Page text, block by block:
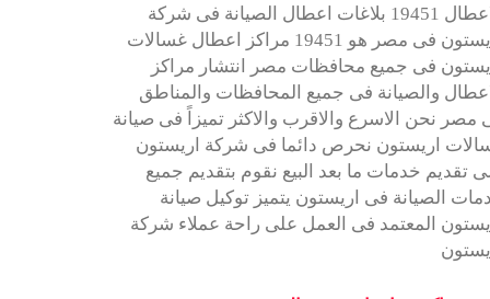
الاعطال 19451 بلاغات اعطال الصيانة فى شركة
اريستون فى مصر هو 19451 مراكز اعطال غسالات
فى جميع محافظات مصر انتشار مراكز
والصيانة فى جميع المحافظات والمناطق
مصر نحن الاسرع والاقرب والاكثر تميزاً فى صيانة
اريستون نحرص دائما فى شركة اريستون
تقديم خدمات ما بعد البيع نقوم بتقديم جميع
الصيانة فى اريستون يتميز توكيل صيانة
المعتمد فى العمل على راحة عملاء شركة